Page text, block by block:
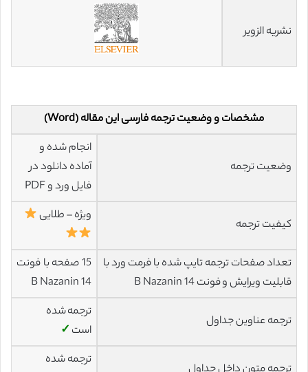
نشریه الزویر
مشخصات و وضعیت ترجمه فارسی این مقاله (Word)
وضعیت ترجمه
انجام شده و
آماده دانلود در
فایل ورد و PDF
کیفیت ترجمه
ویژه – طلایی
تعداد صفحات ترجمه تایپ شده با فرمت ورد با
قابلیت ویرایش و فونت 14 B Nazanin
15 صفحه با فونت
14 B Nazanin
ترجمه عناوین جداول
ترجمه شده
است ✓
ترجمه شده